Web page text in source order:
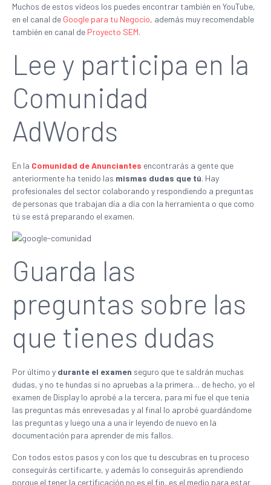
Muchos de estos vídeos los puedes encontrar también en YouTube,
en el canal de Google para tu Negocio, además muy recomendable
también en canal de Proyecto SEM.
Lee y participa en la
Comunidad
AdWords
En la Comunidad de Anunciantes encontrarás a gente que
anteriormente ha tenido las mismas dudas que tú. Hay
profesionales del sector colaborando y respondiendo a preguntas
de personas que trabajan día a día con la herramienta o que como
tú se está preparando el examen.
Guarda las
preguntas sobre las
que tienes dudas
Por último y durante el examen seguro que te saldrán muchas
dudas, y no te hundas si no apruebas a la primera… de hecho, yo el
examen de Display lo aprobé a la tercera, para mí fue el que tenía
las preguntas más enrevesadas y al final lo aprobé guardándome
las preguntas y luego una a una ir leyendo de nuevo en la
documentación para aprender de mis fallos.
Con todos estos pasos y con los que tu descubras en tu proceso
conseguirás certificarte, y además lo conseguirás aprendiendo
porque el tener la certificación no es el fin, es el medio para estar